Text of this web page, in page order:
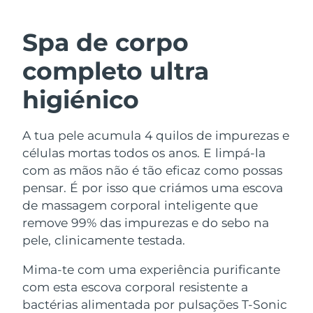
Spa de corpo
completo ultra
higiénico
A tua pele acumula 4 quilos de impurezas e
células mortas todos os anos. E limpá-la
com as mãos não é tão eficaz como possas
pensar. É por isso que criámos uma escova
de massagem corporal inteligente que
remove 99% das impurezas e do sebo na
pele, clinicamente testada.
Mima-te com uma experiência purificante
com esta escova corporal resistente a
bactérias alimentada por pulsações T-Sonic
Limpeza facial
LUNA™ 4 kit
LUNA™ 4 Plus
Massage, LED heating
LUNA™ 4 Men
For men, anti-aging massage
Lifting facial
BEAR™ 2 kit
BEAR™ 2 go
Microcurrent toning on-the-go
BEAR™ 2 eyes & lips
Microcurrent line smoothing device
Hidratação
UFO™ 3 kit
Deep facial hydration
Near-infrared and red light therapy
device
Cuidado oral
issa™ 4
Hybrid silicone sonic toothbrush
issa™ 4 plus
Smart hybrid silicone sonic toothbrush
TRATAMENTO ANTIENVELHECIMENTO
FAQ™
Antienvelhecimento Tratamentos LED
Barein Entrega prevista
Bélgica
Bósnia e
Herzegovina
Entrega prevista8/15/26
Brunei Entrega prevista
Bulgária
Canadá Entrega prevista8/16/26
Chile Entrega prevista8/16/26